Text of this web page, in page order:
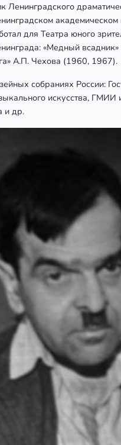
для Театра юного
«Медный
А.П. Чехова (1960, 1967).
собраниях России:
искусства,
и др.